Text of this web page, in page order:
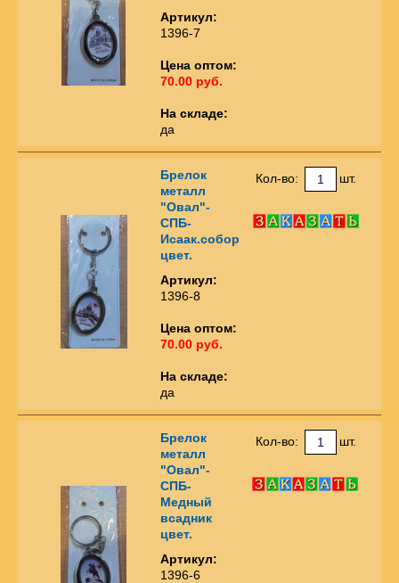
Артикул:
1396-7
Цена оптом:
70.00 руб.
На складе:
да
Брелок
металл
"Овал"-
СПБ-
Исаак.собор
цвет.
Артикул:
1396-8
Цена оптом:
70.00 руб.
На складе:
да
Кол-во: шт.
Брелок
металл
"Овал"-
СПБ-
Медный
всадник
цвет.
Артикул:
1396-6
Кол-во: шт.